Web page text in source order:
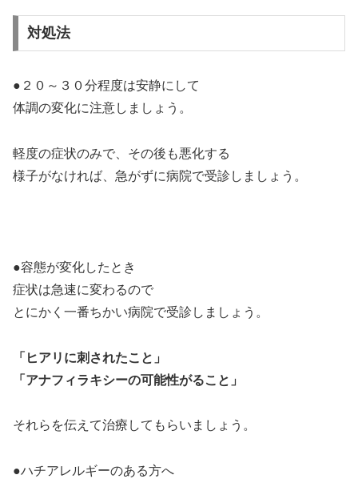
対処法
●２０～３０分程度は安静にして
体調の変化に注意しましょう。
軽度の症状のみで、その後も悪化する
様子がなければ、急がずに病院で受診しましょう。
●容態が変化したとき
症状は急速に変わるので
とにかく一番ちかい病院で受診しましょう。
「ヒアリに刺されたこと」
「アナフィラキシーの可能性がること」
それらを伝えて治療してもらいましょう。
●ハチアレルギーのある方へ